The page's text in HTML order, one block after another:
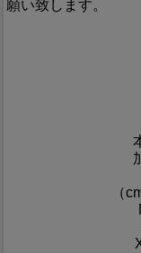
願い致します。
（